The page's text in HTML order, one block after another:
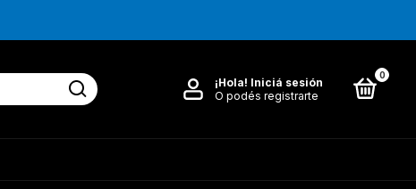
¡Hola! Iniciá sesión
O podés registrarte
0